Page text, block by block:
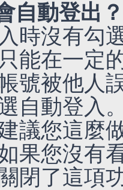
自動登出？
時沒有勾
能在一定
號被他人
自動登入
議您這麼
果您沒有
閉了這項